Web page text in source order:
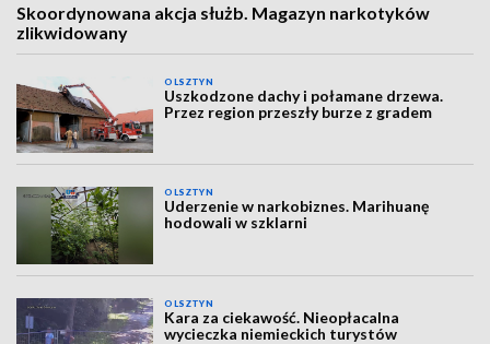
Skoordynowana akcja służb. Magazyn narkotyków
zlikwidowany
OLSZTYN
Uszkodzone dachy i połamane drzewa.
Przez region przeszły burze z gradem
OLSZTYN
Uderzenie w narkobiznes. Marihuanę
hodowali w szklarni
OLSZTYN
Kara za ciekawość. Nieopłacalna
wycieczka niemieckich turystów